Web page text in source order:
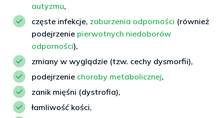
autyzmu,
częste infekcje, zaburzenia odporności (również
podejrzenie pierwotnych niedoborów
odporności),
zmiany w wyglądzie (tzw. cechy dysmorfii),
podejrzenie choroby metabolicznej,
zanik mięśni (dystrofia),
łamliwość kości,